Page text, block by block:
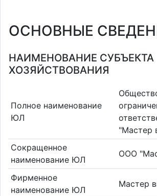
ОСНОВНЫЕ
НАИМЕНОВАНИЕ СУБЪЕКТА
ХОЗЯЙСТВОВАНИЯ
Полное наименование
ЮЛ
"Мастер
Сокращенное
наименование ЮЛ
ООО
Фирменное
наименование ЮЛ
Мастер